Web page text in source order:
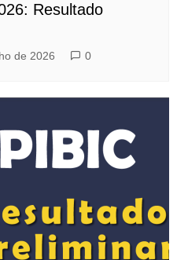
Resultado
de 2026 0